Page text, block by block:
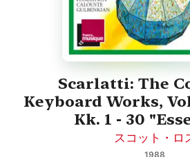
Scarlatti: The
Keyboard Works,
Kk. 1 - 30
スコット・ロ
1988